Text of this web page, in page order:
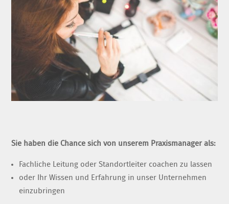
Sie haben die Chance sich von unserem Praxismanager als:
Fachliche Leitung oder Standortleiter coachen zu lassen
oder Ihr Wissen und Erfahrung in unser Unternehmen
einzubringen